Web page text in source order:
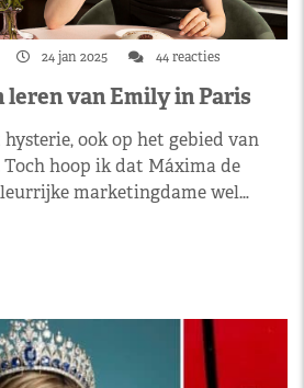
24 jan 2025 44 reacties
van Emily in Paris
ook op het gebied van
Toch hoop ik dat Máxima de
marketingdame wel…